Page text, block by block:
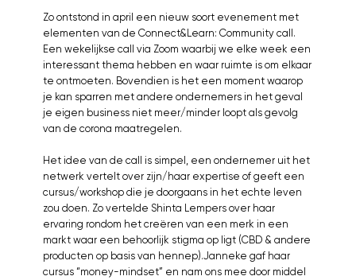
Zo ontstond in april een nieuw soort evenement met
elementen van de Connect&Learn: Community call.
Een wekelijkse call via Zoom waarbij we elke week een
interessant thema hebben en waar ruimte is om elkaar
te ontmoeten. Bovendien is het een moment waarop
je kan sparren met andere ondernemers in het geval
je eigen business niet meer/minder loopt als gevolg
van de corona maatregelen.
Het idee van de call is simpel, een ondernemer uit het
netwerk vertelt over zijn/haar expertise of geeft een
cursus/workshop die je doorgaans in het echte leven
zou doen. Zo vertelde Shinta Lempers over haar
ervaring rondom het creëren van een merk in een
markt waar een behoorlijk stigma op ligt (CBD & andere
producten op basis van hennep).Janneke gaf haar
cursus “money-mindset” en nam ons mee door middel